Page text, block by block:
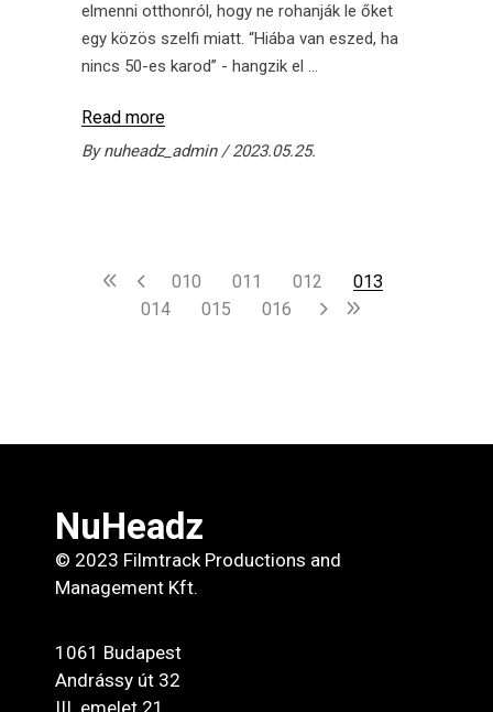
elmenni otthonról, hogy ne rohanják le őket
egy közös szelfi miatt. “Hiába van eszed, ha
nincs 50-es karod” - hangzik el
Read more
Bynuheadz_admin 2023.05.25.
10 11 12
13
14
15 16
NuHeadz
© 2023 Filmtrack Productions and
Management Kft.
1061 Budapest
Andrássy út 32